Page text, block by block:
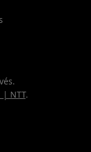
| NTT.